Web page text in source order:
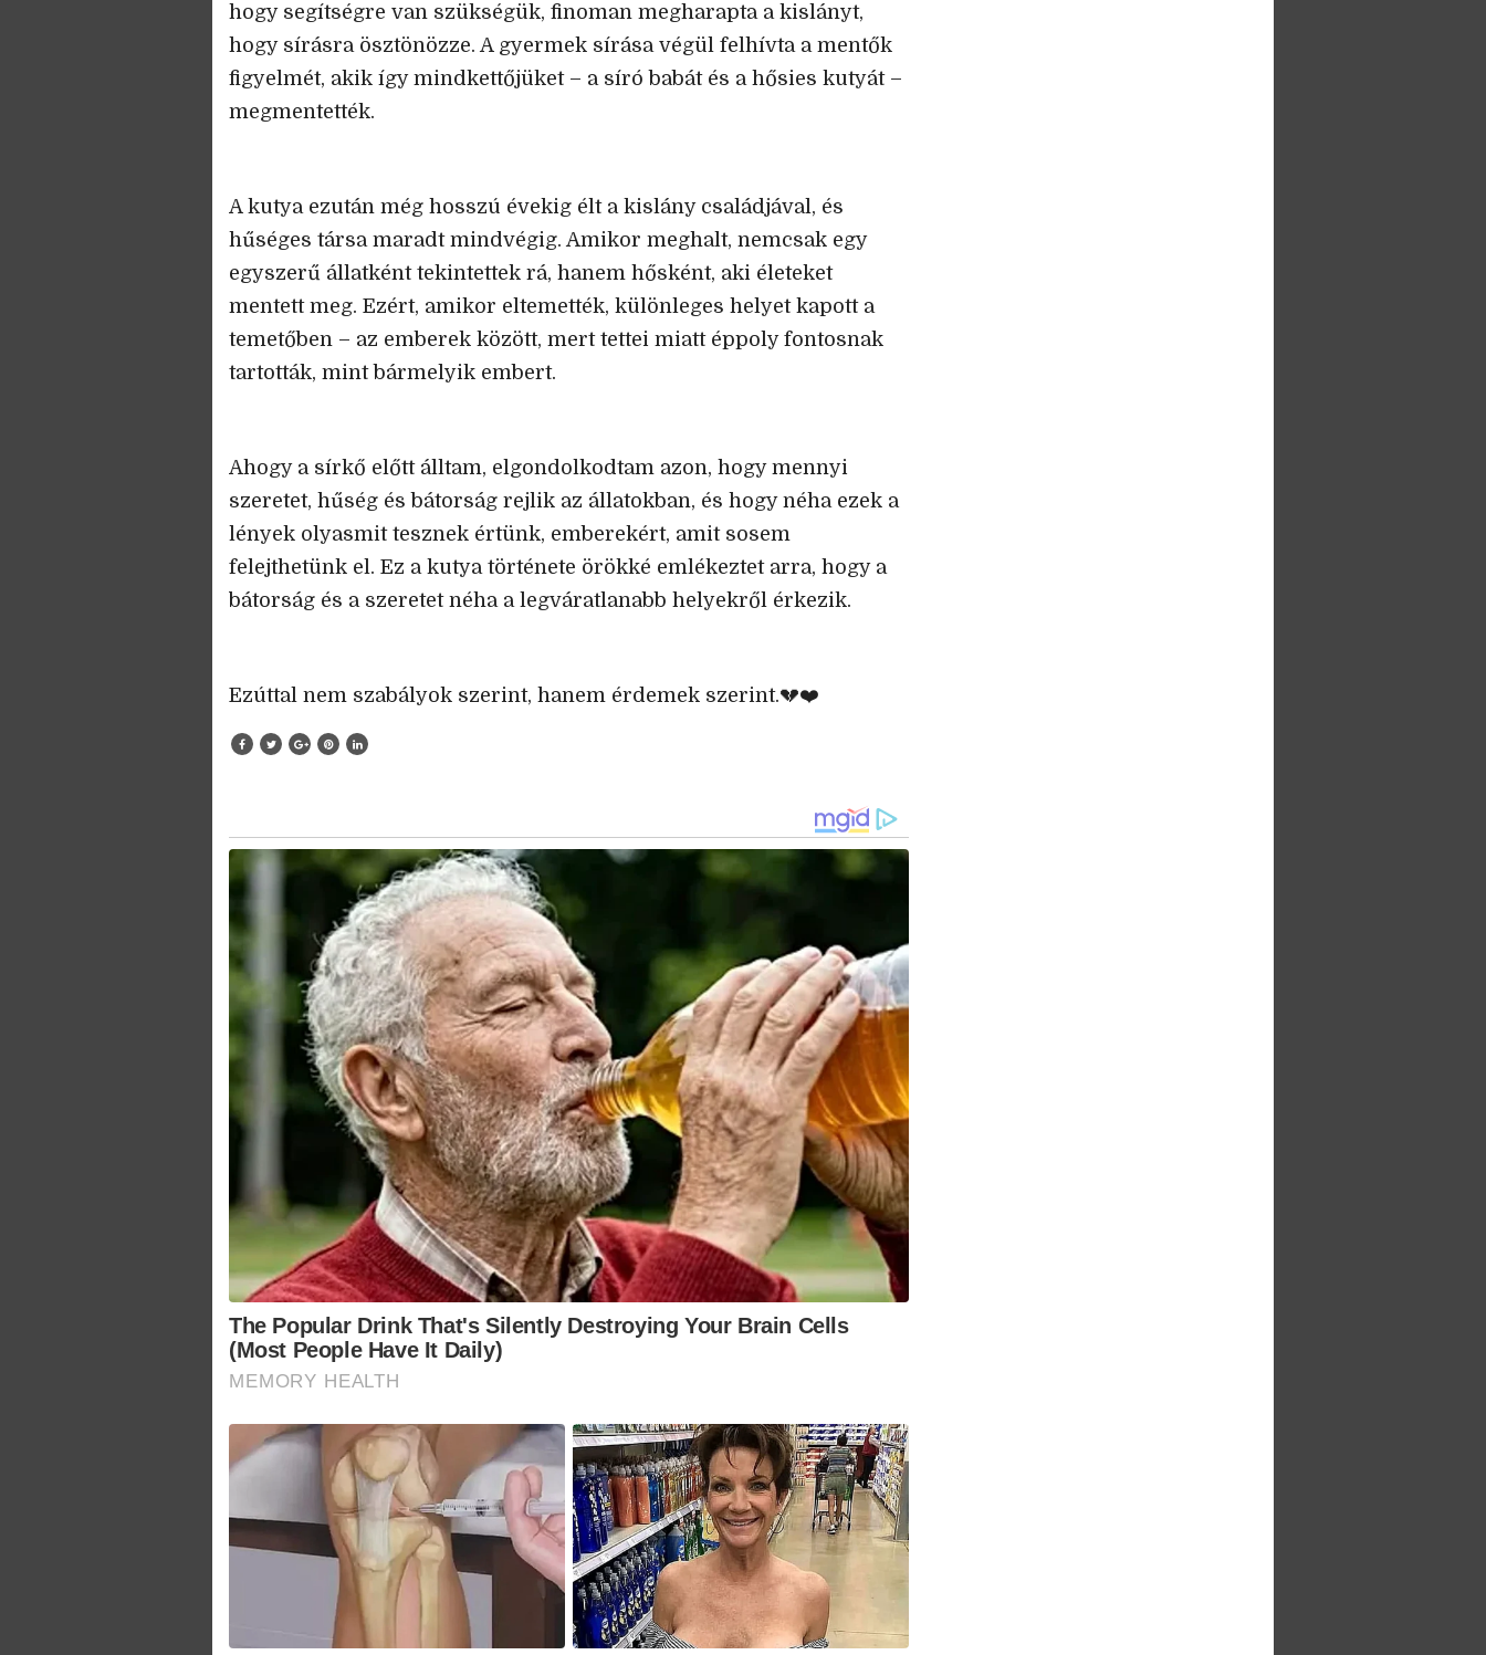
hogy segítségre van szükségük, finoman megharapta a kislányt,
hogy sírásra ösztönözze. A gyermek sírása végül felhívta a mentők
figyelmét, akik így mindkettőjüket – a síró babát és a hősies kutyát –
megmentették.
A kutya ezután még hosszú évekig élt a kislány családjával, és
hűséges társa maradt mindvégig. Amikor meghalt, nemcsak egy
egyszerű állatként tekintettek rá, hanem hősként, aki életeket
mentett meg. Ezért, amikor eltemették, különleges helyet kapott a
temetőben – az emberek között, mert tettei miatt éppoly fontosnak
tartották, mint bármelyik embert.
Ahogy a sírkő előtt álltam, elgondolkodtam azon, hogy mennyi
szeretet, hűség és bátorság rejlik az állatokban, és hogy néha ezek a
lények olyasmit tesznek értünk, emberekért, amit sosem
felejthetünk el. Ez a kutya története örökké emlékeztet arra, hogy a
bátorság és a szeretet néha a legváratlanabb helyekről érkezik.
Ezúttal nem szabályok szerint, hanem érdemek szerint.💔❤️
The Popular Drink That's Silently Destroying Your Brain Cells
(Most People Have It Daily)
MEMORY HEALTH